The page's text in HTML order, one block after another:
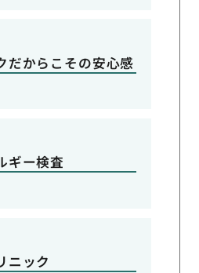
だからこその安心感
ギー検査
ニック